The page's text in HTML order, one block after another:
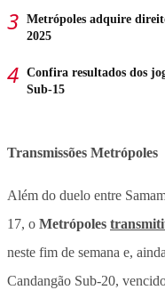
Metrópoles adquire
2025
Confira resultados dos
Sub-15
Transmissões Metrópoles
Além do duelo entre
17, o Metrópoles
neste fim de semana e,
Candangão Sub-20,